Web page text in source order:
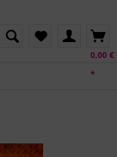
0,00 €
*